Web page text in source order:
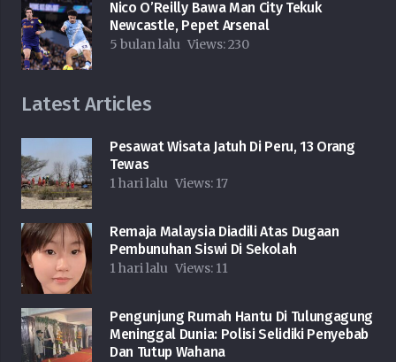
Nico O’Reilly Bawa Man City Tekuk
Newcastle, Pepet Arsenal
5 bulan lalu Views:230
Latest Articles
Pesawat Wisata Jatuh Di Peru, 13 Orang
Tewas
1 hari lalu Views: 17
Remaja Malaysia Diadili Atas Dugaan
Pembunuhan Siswi Di Sekolah
1 hari lalu Views: 11
Pengunjung Rumah Hantu Di Tulungagung
Meninggal Dunia: Polisi Selidiki Penyebab
Dan Tutup Wahana